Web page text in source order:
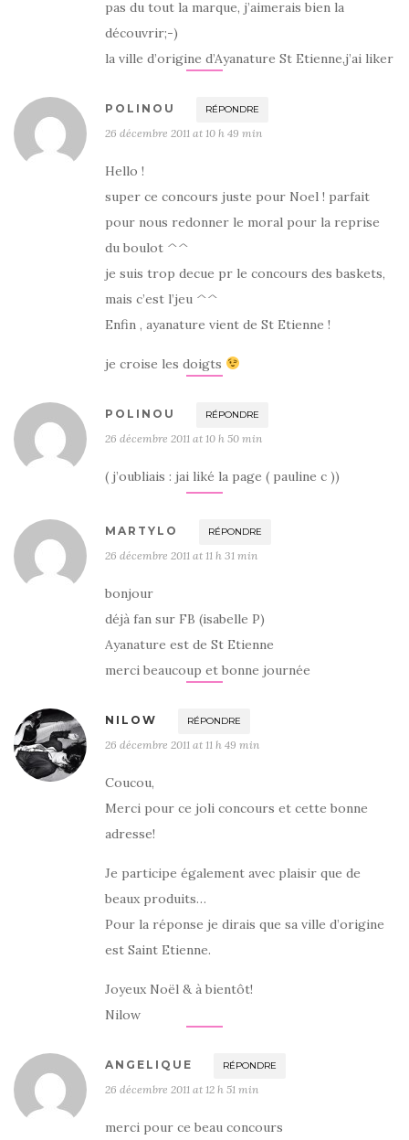
pas du tout la marque, j’aimerais bien la
découvrir;-)
la ville d’origine d’Ayanature St Etienne,j’ai liker
POLINOU RÉPONDRE
26 décembre 2011 at 10 h 49 min
Hello !
super ce concours juste pour Noel ! parfait
pour nous redonner le moral pour la reprise
du boulot ^^
je suis trop decue pr le concours des baskets,
mais c’est l’jeu ^^
Enfin , ayanature vient de St Etienne !
je croise les doigts
POLINOU RÉPONDRE
26 décembre 2011 at 10 h 50 min
( j’oubliais : jai liké la page ( pauline c ))
MARTYLO RÉPONDRE
26 décembre 2011 at 11 h 31 min
bonjour
déjà fan sur FB (isabelle P)
Ayanature est de St Etienne
merci beaucoup et bonne journée
NILOW RÉPONDRE
26 décembre 2011 at 11 h 49 min
Coucou,
Merci pour ce joli concours et cette bonne
adresse!
Je participe également avec plaisir que de
beaux produits…
Pour la réponse je dirais que sa ville d’origine
est Saint Etienne.
Joyeux Noël & à bientôt!
Nilow
ANGELIQUE RÉPONDRE
26 décembre 2011 at 12 h 51 min
merci pour ce beau concours